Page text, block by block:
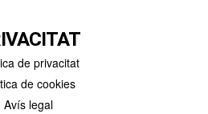
de privacitat
de cookies
Avís legal